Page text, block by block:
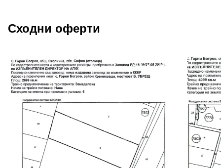
Сходни оферти
ЕКСКЛУЗИВНО